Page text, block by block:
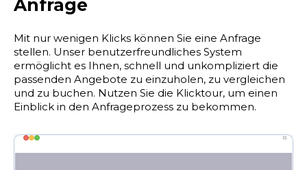
Anfrage
Mit nur wenigen Klicks können Sie eine Anfrage
stellen. Unser benutzerfreundliches System
ermöglicht es Ihnen, schnell und unkompliziert die
passenden Angebote zu einzuholen, zu vergleichen
und zu buchen. Nutzen Sie die Klicktour, um einen
Einblick in den Anfrageprozess zu bekommen.